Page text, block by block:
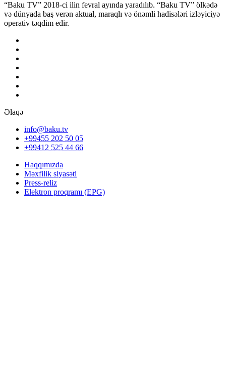
“Baku TV” 2018-ci ilin fevral ayında yaradılıb. “Baku TV” ölkədə
və dünyada baş verən aktual, maraqlı və önəmli hadisələri izləyiciyə
operativ təqdim edir.
Əlaqə
info@baku.tv
+99455 202 50 05
+99412 525 44 66
Haqqımızda
Məxfilik siyasəti
Press-reliz
Elektron proqramı (EPG)